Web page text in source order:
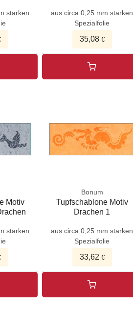
starken
aus circa 0,25 mm starken
Spezialfolie
35,08€
Motiv
starken
Bonum
Tupfschablone Motiv
Drachen 1
aus circa 0,25 mm starken
Spezialfolie
33,62 €